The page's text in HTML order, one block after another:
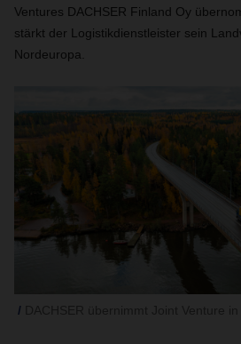
Ventures DACHSER Finland Oy
stärkt der Logistikdienstleister sein
Nordeuropa.